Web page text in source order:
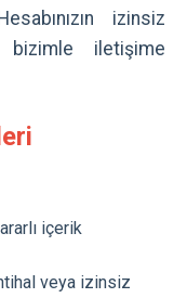
izinsiz
bizimle iletişime
içerik
veya izinsiz